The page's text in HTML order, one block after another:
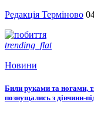
Редакція Терміново
trending_flat
Новини
Били руками та ногами,
познущались з дівчини-